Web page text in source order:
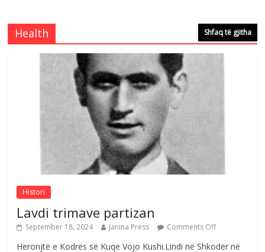
Comments Off
Çlirimtari Mentor Mushkolaj nderohet
me mirenjohje nga Xhevdet Qeriqi Dega
e invalidëve në Fushë Kosovë
August 4, 2026 Comments Off
Sulm , pse të dua ty
August 8, 2026 Comments Off
Health Shfaq të gjitha
Histori
Lavdi trimave partizan
September 18, 2024 Janina Press Comments Off
Heronjtë e Kodrës së Kuqe Vojo Kushi.Lindi në Shkodër në